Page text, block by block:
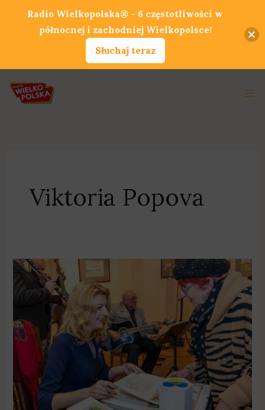
Viktoria Popova
Szamotuły
akwarelach,
jak
odkryć
piękno
na
nowo.
Zachwycająca
Radio Wielkopolska® - 6 częstotliwości w
północnej i zachodniej Wielkopolsce!
Słuchaj teraz